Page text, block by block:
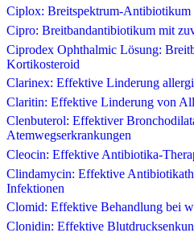
Ciplox: Breitspektrum-Antibiotikum
Cipro: Breitbandantibiotikum mit
Ciprodex Ophthalmic Lösung:
Kortikosteroid
Clarinex: Effektive Linderung
Claritin: Effektive Linderung von
Clenbuterol: Effektiver
Atemwegserkrankungen
Cleocin: Effektive Antibiotika-
Clindamycin: Effektive
Infektionen
Clomid: Effektive Behandlung bei
Clonidin: Effektive